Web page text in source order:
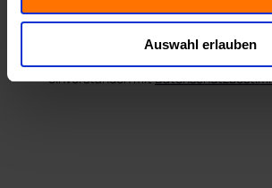
Auswahl erlauben
einverstanden mit